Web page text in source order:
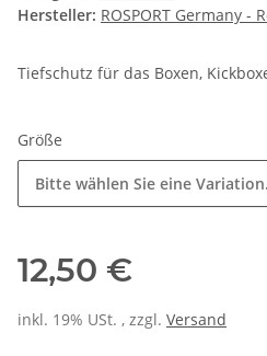
Hersteller: ROSPORT Germany -
Tiefschutz für das Boxen,
Größe
Bitte wählen Sie eine Variation.
12,50 €
inkl. 19% USt. , zzgl. Versand